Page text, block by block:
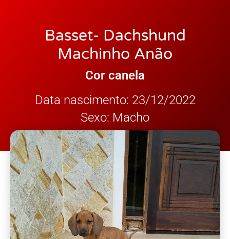
Basset- Dachshund
Machinho Anão
Cor canela
Data nascimento: 23/12/2022
Sexo: Macho